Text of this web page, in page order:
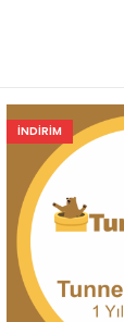
INDIRIM